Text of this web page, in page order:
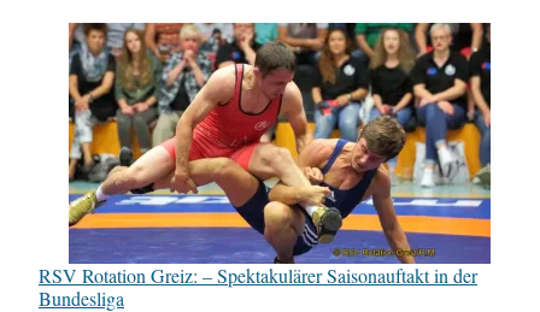
RSV Rotation Greiz: – Spektakulärer Saisonauftakt in der
Bundesliga